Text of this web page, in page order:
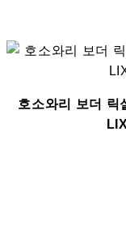
호소와리 보더 릭